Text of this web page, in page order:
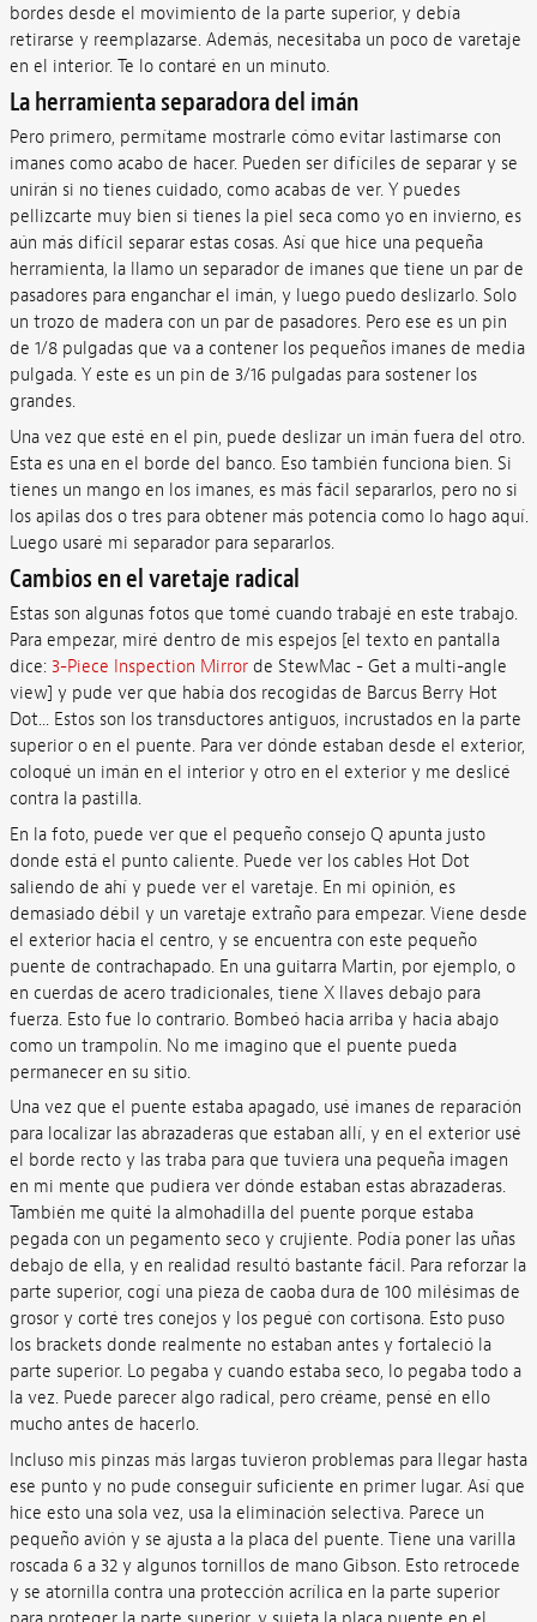
bordes desde el movimiento de la parte superior, y debía
retirarse y reemplazarse. Además, necesitaba un poco de varetaje
en el interior. Te lo contaré en un minuto.
La herramienta separadora del imán
Pero primero, permítame mostrarle cómo evitar lastimarse con
imanes como acabo de hacer. Pueden ser difíciles de separar y se
unirán si no tienes cuidado, como acabas de ver. Y puedes
pellizcarte muy bien si tienes la piel seca como yo en invierno, es
aún más difícil separar estas cosas. Así que hice una pequeña
herramienta, la llamo un separador de imanes que tiene un par de
pasadores para enganchar el imán, y luego puedo deslizarlo. Solo
un trozo de madera con un par de pasadores. Pero ese es un pin
de 1/8 pulgadas que va a contener los pequeños imanes de media
pulgada. Y este es un pin de 3/16 pulgadas para sostener los
grandes.
Una vez que esté en el pin, puede deslizar un imán fuera del otro.
Esta es una en el borde del banco. Eso también funciona bien. Si
tienes un mango en los imanes, es más fácil separarlos, pero no si
los apilas dos o tres para obtener más potencia como lo hago aquí.
Luego usaré mi separador para separarlos.
Cambios en el varetaje radical
Estas son algunas fotos que tomé cuando trabajé en este trabajo.
Para empezar, miré dentro de mis espejos [el texto en pantalla
dice: 3-Piece Inspection Mirrorde StewMac - Get a multi-angle
view] y pude ver que había dos recogidas de Barcus Berry Hot
Dot... Estos son los transductores antiguos, incrustados en la parte
superior o en el puente. Para ver dónde estaban desde el exterior,
coloqué un imán en el interior y otro en el exterior y me deslicé
contra la pastilla.
En la foto, puede ver que el pequeño consejo Q apunta justo
donde está el punto caliente. Puede ver los cables Hot Dot
saliendo de ahí y puede ver el varetaje. En mi opinión, es
demasiado débil y un varetaje extraño para empezar. Viene desde
el exterior hacia el centro, y se encuentra con este pequeño
puente de contrachapado. En una guitarra Martin, por ejemplo, o
en cuerdas de acero tradicionales, tiene X llaves debajo para
fuerza. Esto fue lo contrario. Bombeó hacia arriba y hacia abajo
como un trampolín. No me imagino que el puente pueda
permanecer en su sitio.
Una vez que el puente estaba apagado, usé imanes de reparación
para localizar las abrazaderas que estaban allí, y en el exterior usé
el borde recto y las traba para que tuviera una pequeña imagen
en mi mente que pudiera ver dónde estaban estas abrazaderas.
También me quité la almohadilla del puente porque estaba
pegada con un pegamento seco y crujiente. Podía poner las uñas
debajo de ella, y en realidad resultó bastante fácil. Para reforzar la
parte superior, cogí una pieza de caoba dura de 100 milésimas de
grosor y corté tres conejos y los pegué con cortisona. Esto puso
los brackets donde realmente no estaban antes y fortaleció la
parte superior. Lo pegaba y cuando estaba seco, lo pegaba todo a
la vez. Puede parecer algo radical, pero créame, pensé en ello
mucho antes de hacerlo.
Incluso mis pinzas más largas tuvieron problemas para llegar hasta
ese punto y no pude conseguir suficiente en primer lugar. Así que
hice esto una sola vez, usa la eliminación selectiva. Parece un
pequeño avión y se ajusta a la placa del puente. Tiene una varilla
roscada 6 a 32 y algunos tornillos de mano Gibson. Esto retrocede
y se atornilla contra una protección acrílica en la parte superior